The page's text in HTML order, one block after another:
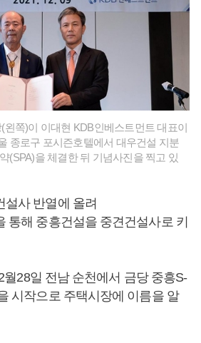
왼쪽)이 이대현 KDB인베스트먼트 대표이
종로구 포시즌호텔에서 대우건설 지분
(SPA)을 체결한 뒤 기념사진을 찍고 있
사 반열에 올려
통해 중흥건설을 중견건설사로 키
월28일 전남 순천에서 금당 중흥S-
시작으로 주택시장에 이름을 알